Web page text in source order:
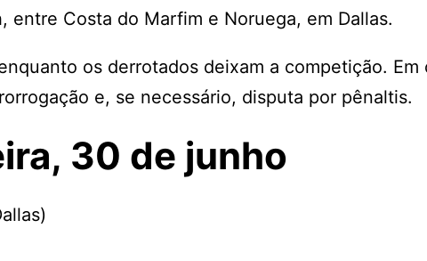
entre Costa do Marfim e Noruega, em Dallas.
os derrotados deixam a competição. Em
e, se necessário, disputa por pênaltis.
30 de junho